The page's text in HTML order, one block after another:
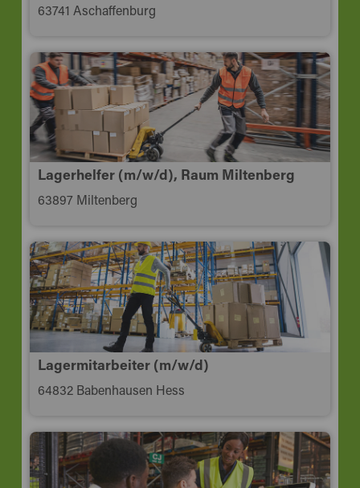
63741 Aschaffenburg
Lagerhelfer (m/w/d), Raum Miltenberg
63897 Miltenberg
Lagermitarbeiter (m/w/d)
64832 Babenhausen Hess